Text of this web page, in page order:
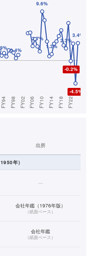
出所
1950年）
—
会社年鑑（1976年版）
（紙面ベース）
会社年鑑
（紙面ベース）